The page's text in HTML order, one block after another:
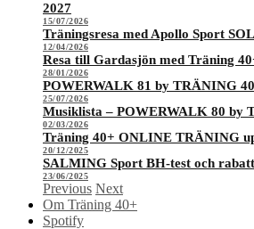
2027
15/07/2026
Träningsresa med Apollo Sport
12/04/2026
Resa till Gardasjön med Träning
28/01/2026
POWERWALK 81 by TRÄNING
25/07/2026
Musiklista – POWERWALK 80 by
02/03/2026
Träning 40+ ONLINE TRÄNING
20/12/2025
SALMING Sport BH-test och
23/06/2025
Previous Next
Om Träning 40+
Spotify